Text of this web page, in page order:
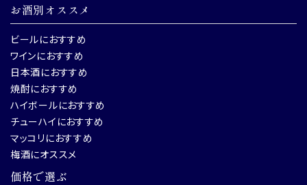
お酒別オススメ
ビールにおすすめ
ワインにおすすめ
日本酒におすすめ
焼酎におすすめ
ハイボールにおすすめ
チューハイにおすすめ
マッコリにおすすめ
梅酒にオススメ
価格で選ぶ